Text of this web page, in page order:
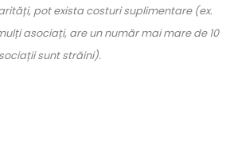
pot exista costuri suplimentare (ex.
asociați, are un număr mai mare de 10
sunt străini).